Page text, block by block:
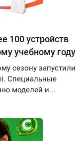
100 устройств
учебному году
сезону запустили
Специальные
моделей и...